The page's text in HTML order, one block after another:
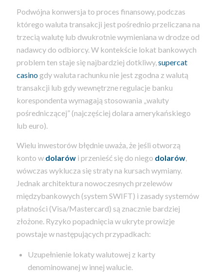
Podwójna konwersja to proces finansowy, podczas
którego waluta transakcji jest pośrednio przeliczana na
trzecią walutę lub dwukrotnie wymieniana w drodze od
nadawcy do odbiorcy. W kontekście lokat bankowych
problem ten staje się najbardziej dotkliwy,supercat
casinogdy waluta rachunku nie jest zgodna z walutą
transakcji lub gdy wewnętrzne regulacje banku
korespondenta wymagają stosowania „waluty
pośredniczącej” (najczęściej dolara amerykańskiego
lub euro).
Wielu inwestorów błędnie uważa, że ​​jeśli otworzą
konto w dolarówi przenieść się do niego dolarów,
wówczas wyklucza się straty na kursach wymiany.
Jednak architektura nowoczesnych przelewów
międzybankowych (system SWIFT) i zasady systemów
płatności (Visa/Mastercard) są znacznie bardziej
złożone. Ryzyko popadnięcia w ukryte prowizje
powstaje w następujących przypadkach:
Uzupełnienie lokaty walutowej z karty
denominowanej w innej walucie.